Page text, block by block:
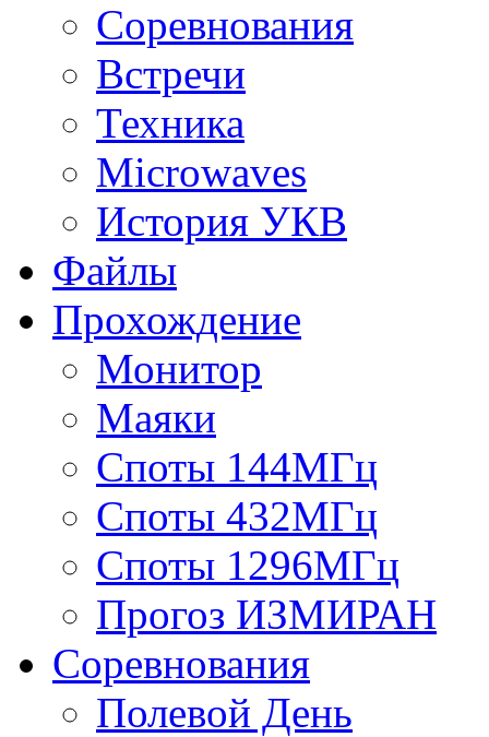
Соревнования
Встречи
Техника
Microwaves
История УКВ
Файлы
Прохождение
Монитор
Маяки
Споты 144МГц
Споты 432МГц
Споты 1296МГц
Прогоз ИЗМИРАН
Соревнования
Полевой День